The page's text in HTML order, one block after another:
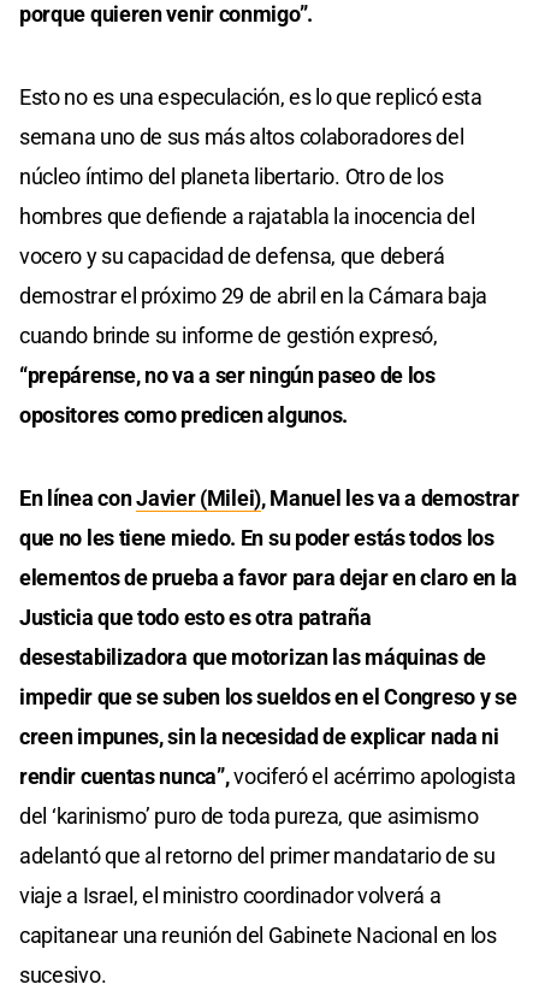
porque quieren venir conmigo”.
Esto no es una especulación, es lo que replicó esta
semana uno de sus más altos colaboradores del
núcleo íntimo del planeta libertario. Otro de los
hombres que defiende a rajatabla la inocencia del
vocero y su capacidad de defensa, que deberá
demostrar el próximo 29 de abril en la Cámara baja
cuando brinde su informe de gestión expresó,
“prepárense, no va a ser ningún paseo de los
opositores como predicen algunos.
En línea conJavier (Milei), Manuel les va a demostrar
que no les tiene miedo. En su poder estás todos los
elementos de prueba a favor para dejar en claro en la
Justicia que todo esto es otra patraña
desestabilizadora que motorizan las máquinas de
impedir que se suben los sueldos en el Congreso y se
creen impunes, sin la necesidad de explicar nada ni
rendir cuentas nunca”,vociferó el acérrimo apologista
del ‘karinismo’ puro de toda pureza, que asimismo
adelantó que al retorno del primer mandatario de su
viaje a Israel, el ministro coordinador volverá a
capitanear una reunión del Gabinete Nacional en los
sucesivo.